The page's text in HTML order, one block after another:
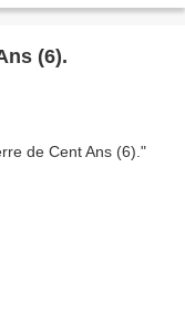
(6).